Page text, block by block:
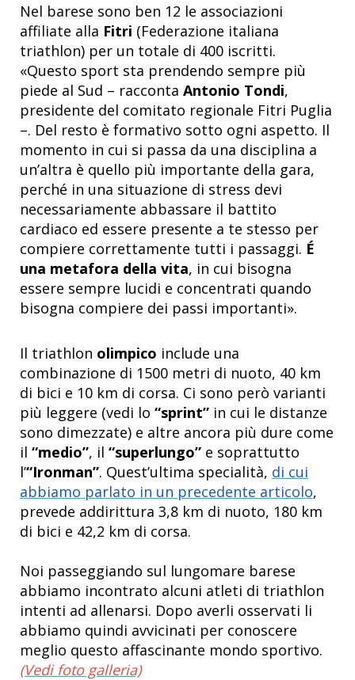
Nel barese sono ben 12 le associazioni
affiliate alla Fitri (Federazione italiana
triathlon) per un totale di 400 iscritti.
«Questo sport sta prendendo sempre più
piede al Sud – racconta Antonio Tondi,
presidente del comitato regionale Fitri Puglia
–. Del resto è formativo sotto ogni aspetto. Il
momento in cui si passa da una disciplina a
un’altra è quello più importante della gara,
perché in una situazione di stress devi
necessariamente abbassare il battito
cardiaco ed essere presente a te stesso per
compiere correttamente tutti i passaggi. É
una metafora della vita, in cui bisogna
essere sempre lucidi e concentrati quando
bisogna compiere dei passi importanti».
Il triathlon olimpico include una
combinazione di 1500 metri di nuoto, 40 km
di bici e 10 km di corsa. Ci sono però varianti
più leggere (vedi lo “sprint” in cui le distanze
sono dimezzate) e altre ancora più dure come
il “medio”, il “superlungo” e soprattutto
l’“Ironman”. Quest’ultima specialità, di cui
abbiamo parlato in un precedente articolo,
prevede addirittura 3,8 km di nuoto, 180 km
di bici e 42,2 km di corsa.
Noi passeggiando sul lungomare barese
abbiamo incontrato alcuni atleti di triathlon
intenti ad allenarsi. Dopo averli osservati li
abbiamo quindi avvicinati per conoscere
meglio questo affascinante mondo sportivo.
(Vedi foto galleria)